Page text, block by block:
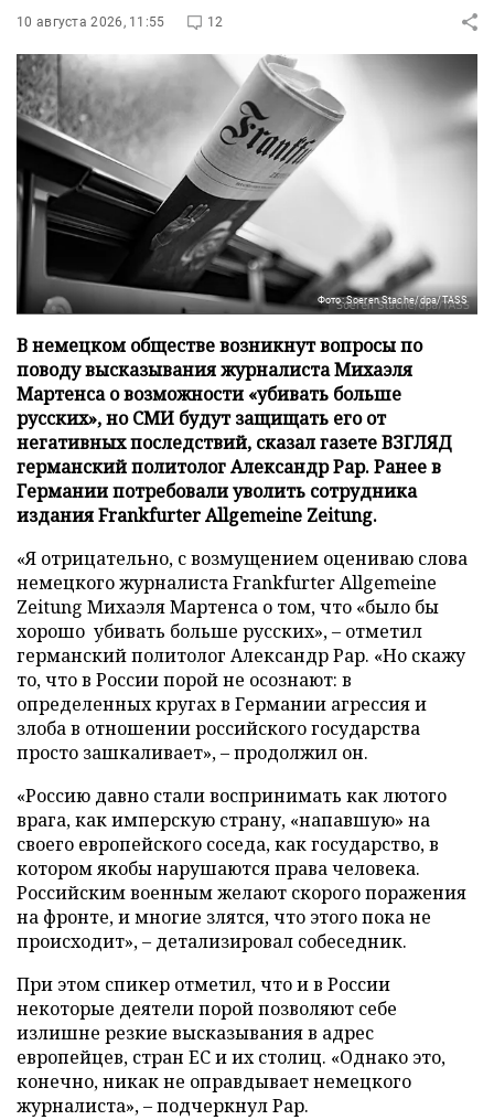
10 августа 2026, 11:55 12
Фото: Soeren Stache/dpa/TASS
В немецком обществе возникнут вопросы по
поводу высказывания журналиста Михаэля
Мартенса о возможности «убивать больше
русских», но СМИ будут защищать его от
негативных последствий, сказал газете ВЗГЛЯД
германский политолог Александр Рар. Ранее в
Германии потребовали уволить сотрудника
издания Frankfurter Allgemeine Zeitung.
«Я отрицательно, с возмущением оцениваю слова
немецкого журналиста Frankfurter Allgemeine
Zeitung Михаэля Мартенса о том, что «было бы
хорошо убивать больше русских», – отметил
германский политолог Александр Рар. «Но скажу
то, что в России порой не осознают: в
определенных кругах в Германии агрессия и
злоба в отношении российского государства
просто зашкаливает», – продолжил он.
«Россию давно стали воспринимать как лютого
врага, как имперскую страну, «напавшую» на
своего европейского соседа, как государство, в
котором якобы нарушаются права человека.
Российским военным желают скорого поражения
на фронте, и многие злятся, что этого пока не
происходит», – детализировал собеседник.
При этом спикер отметил, что и в России
некоторые деятели порой позволяют себе
излишне резкие высказывания в адрес
европейцев, стран ЕС и их столиц. «Однако это,
конечно, никак не оправдывает немецкого
журналиста», – подчеркнул Рар.